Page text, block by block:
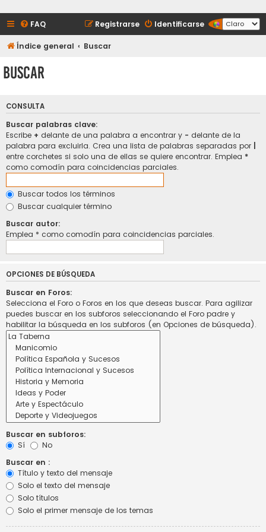
FAQ Identificarse
Registrarse
Índice general Buscar
Buscar
CONSULTA
Buscar palabras clave:
Escribe + delante de una palabra a encontrar y - delante de la
palabra para excluirla. Crea una lista de palabras separadas por
entre corchetes si solo una de ellas se quiere encontrar. Emplea *
como comodín para coincidencias parciales.
Buscar todos los términos
Buscar cualquier término
Buscar autor:
Emplea * como comodín para coincidencias parciales.
OPCIONES DE BÚSQUEDA
Buscar en Foros:
Selecciona el Foro o Foros en los que deseas buscar. Para agilizar
puedes buscar en los subforos seleccionando el Foro padre y
habilitar la búsqueda en los subforos (en Opciones de búsqueda).
Buscar en subforos:
Sí
No
Buscar en :
Título y texto del mensaje
Solo el texto del mensaje
Solo títulos
Solo el primer mensaje de los temas